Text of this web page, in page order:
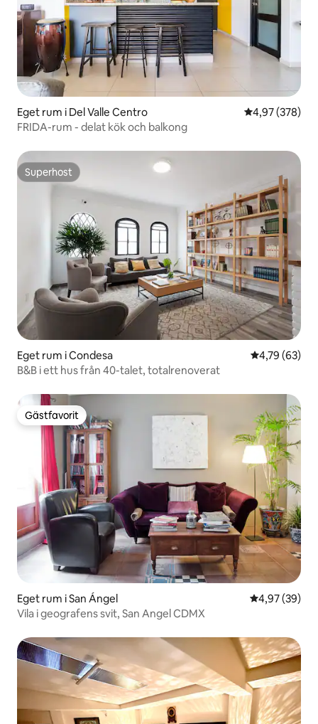
Eget rum i Del Valle Centro 4,97 av 5 i
4,97 (378)
FRIDA-rum - delat kök och balkong
Superhost
Superhost
Eget rum i Condesa 4,79 av 5 i
4,79 (63)
B&B i ett hus från 40-talet, totalrenoverat
Gästfavorit
Gästfavorit
Eget rum i San Ángel 4,97 av 5 i
4,97 (39)
Vila i geografens svit, San Angel CDMX